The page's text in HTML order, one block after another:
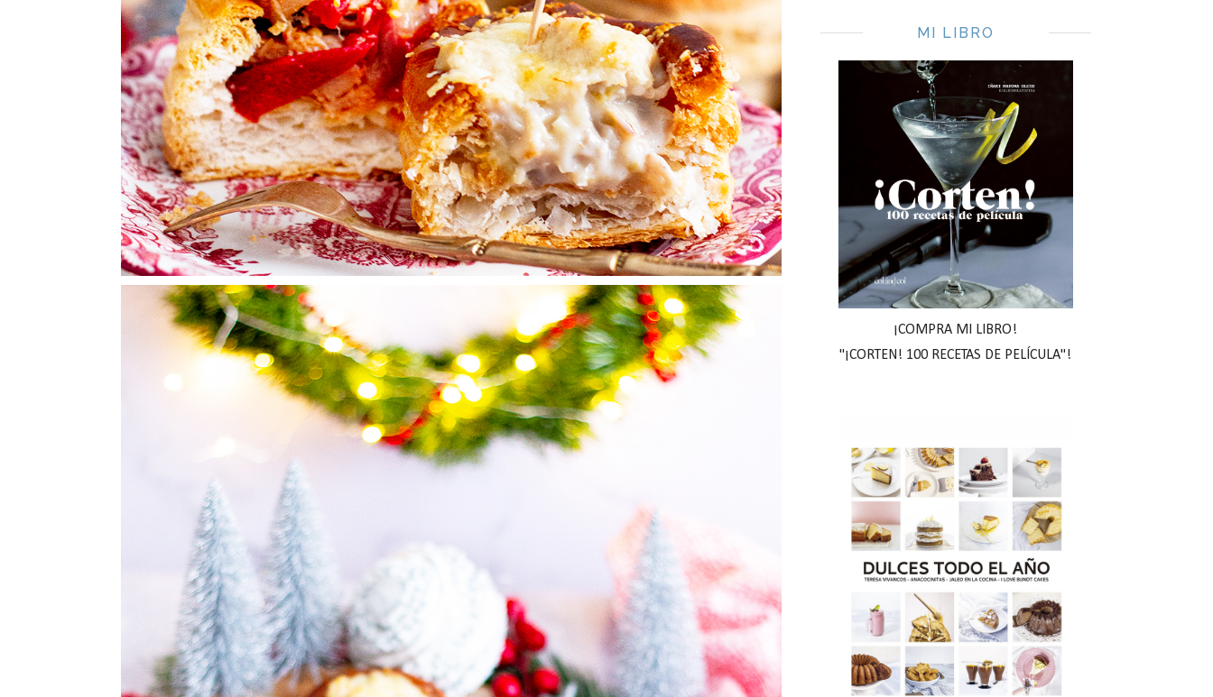
MI LIBRO
¡COMPRA MI LIBRO!
"¡CORTEN! 100 RECETAS DE PELÍCULA"!